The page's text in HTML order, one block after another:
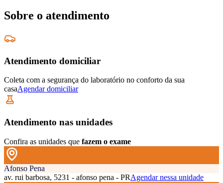
Sobre o atendimento
Atendimento domiciliar
Coleta com a segurança do laboratório no conforto da sua
casaAgendar domiciliar
Atendimento nas unidades
Confira as unidades que fazem o exame
Afonso Pena
av. rui barbosa, 5231 - afonso pena - PRAgendar nessa unidade